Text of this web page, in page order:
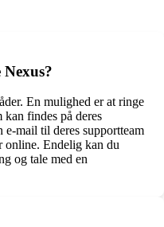
En mulighed er at ringe
kan findes på deres
e-mail til deres supportteam
online. Endelig kan du
og tale med en